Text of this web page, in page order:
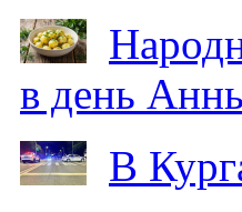
в день
В